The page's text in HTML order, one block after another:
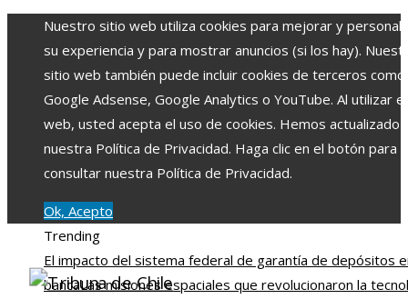
Nuestro sitio web utiliza cookies para mejorar y
su experiencia y para mostrar anuncios (si los hay).
sitio web también puede incluir cookies de terceros como
Google Adsense, Google Analytics o YouTube. Al utilizar
web, usted acepta el uso de cookies. Hemos actualizado
nuestra Política de Privacidad. Haga clic en el botón para
consultar nuestra Política de Privacidad.
Ok, Acepto
Trending
El impacto del sistema federal de garantía de depósitos
bancaLas misiones espaciales que revolucionaron la